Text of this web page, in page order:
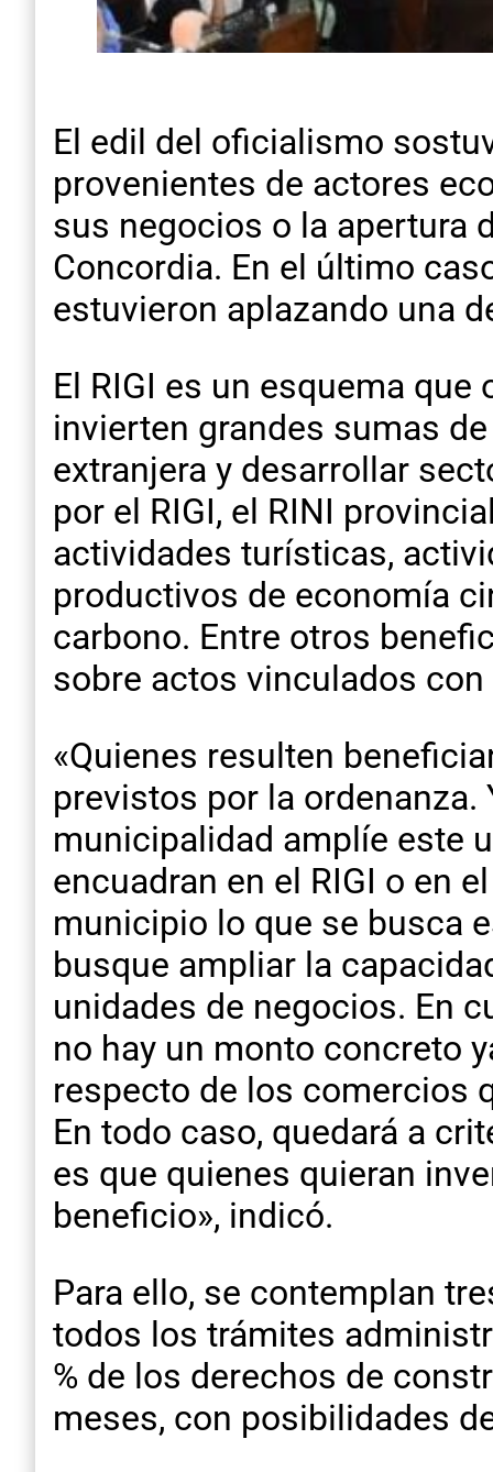
El edil del oficialismo
provenientes de actores
sus negocios o la apertura
Concordia. En el último
estuvieron aplazando una
El RIGI es un esquema
invierten grandes sumas
extranjera y desarrollar
por el RIGI, el RINI
actividades turísticas,
productivos de economía
carbono. Entre otros
sobre actos vinculados
«Quienes resulten
previstos por la ordenanza.
municipalidad amplíe este
encuadran en el RIGI o en
municipio lo que se busca
busque ampliar la
unidades de negocios. En
no hay un monto concreto
respecto de los comercios
En todo caso, quedará a
es que quienes quieran
beneficio», indicó.
Para ello, se contemplan
todos los trámites
% de los derechos de
meses, con posibilidades